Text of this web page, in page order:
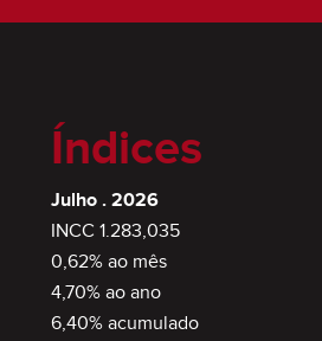
SEMIMOBILIADO
Índices
Julho . 2026
INCC 1.283,035
0,62% ao mês
4,70% ao ano
6,40% acumulado